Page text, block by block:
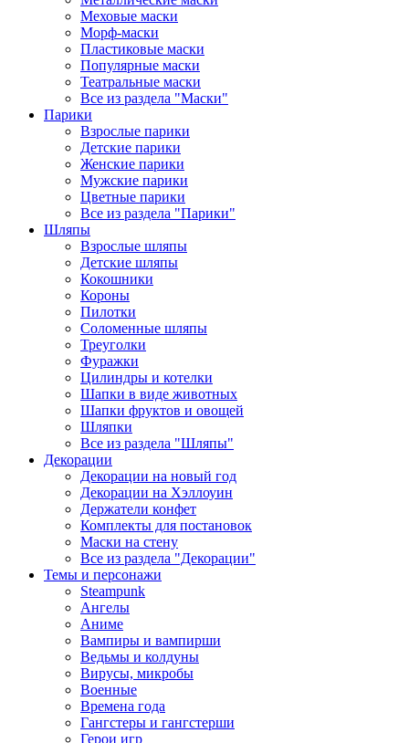
Меховые маски
Морф-маски
Пластиковые маски
Популярные маски
Театральные маски
Все из раздела "Маски"
Парики
Взрослые парики
Детские парики
Женские парики
Мужские парики
Цветные парики
Все из раздела "Парики"
Шляпы
Взрослые шляпы
Детские шляпы
Кокошники
Короны
Пилотки
Соломенные шляпы
Треуголки
Фуражки
Цилиндры и котелки
Шапки в виде животных
Шапки фруктов и овощей
Шляпки
Все из раздела "Шляпы"
Декорации
Декорации на новый год
Декорации на Хэллоуин
Держатели конфет
Комплекты для постановок
Маски на стену
Все из раздела "Декорации"
Темы и персонажи
Steampunk
Ангелы
Аниме
Вампиры и вампирши
Ведьмы и колдуны
Вирусы, микробы
Военные
Времена года
Гангстеры и гангстерши
Герои игр